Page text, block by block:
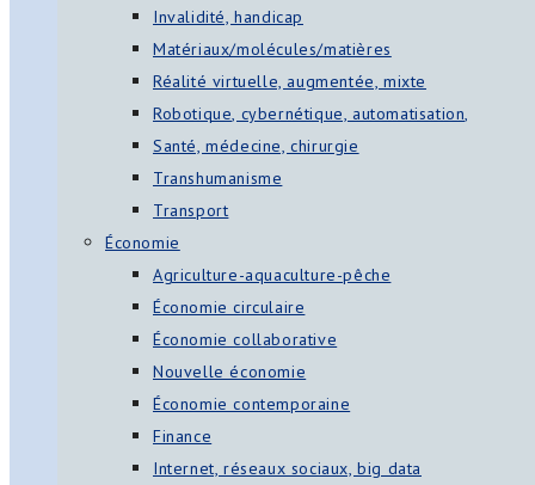
Invalidité, handicap
Matériaux/molécules/matières
Réalité virtuelle, augmentée, mixte
Robotique, cybernétique, automatisation,
Santé, médecine, chirurgie
Transhumanisme
Transport
Économie
Agriculture-aquaculture-pêche
Économie circulaire
Économie collaborative
Nouvelle économie
Économie contemporaine
Finance
Internet, réseaux sociaux, big data